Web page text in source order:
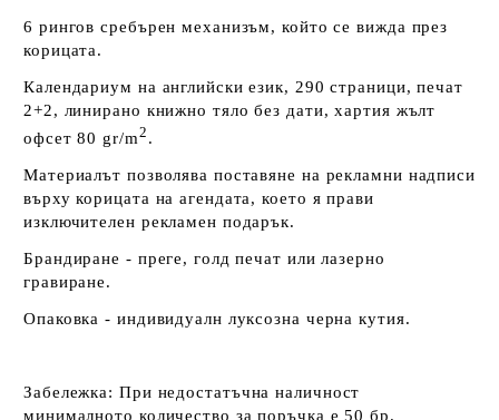
6 рингов сребърен механизъм, който се вижда през
корицата.
Календариум на английски език, 290 страници, печат
2+2, линирано книжно тяло без дати, хартия жълт
офсет 80 gr/m2 .
Материалът позволява поставяне на рекламни надписи
върху корицата на агендата, което я прави
изключителен рекламен подарък.
Брандиране - преге, голд печат или лазерно
гравиране.
Опаковка - индивидуалн луксозна черна кутия.
Забележка: При недостатъчна наличност
минималното количество за поръчка е 50 бр.